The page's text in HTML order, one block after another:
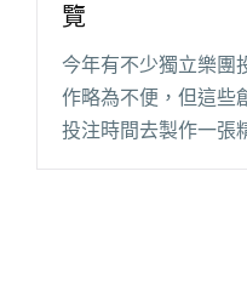
覽
今年有不少獨立樂團
作略為不便，但這些
投注時間去製作一張
過？